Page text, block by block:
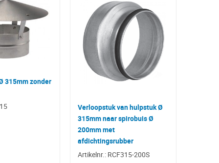
315mm zonder
Verloopstuk van hulpstuk Ø
315mm naar spirobuis Ø
200mm met
afdichtingsrubber
Artikelnr.: RCF315-200S